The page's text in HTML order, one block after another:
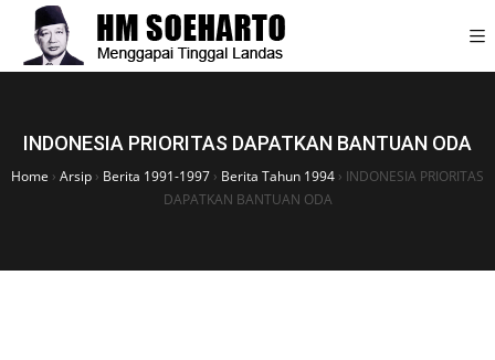
INDONESIA PRIORITAS DAPATKAN BANTUAN ODA
Home › Arsip › Berita 1991-1997 › Berita Tahun 1994 › INDONESIA PRIORITAS
DAPATKAN BANTUAN ODA